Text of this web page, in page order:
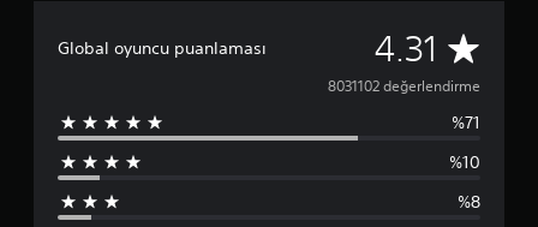
Global oyuncu puanlaması 4.31 8
0
3
8031102 değerlendirme
%71
%10
%8